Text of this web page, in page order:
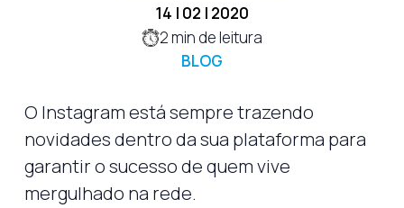
14 | 02 | 2020
2min de leitura
BLOG
O Instagram está sempre trazendo
novidades dentro da sua plataforma para
garantir o sucesso de quem vive
mergulhado na rede.